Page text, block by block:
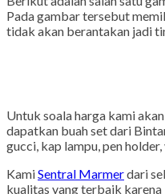
Berikut adalah salah satu
Pada gambar tersebut
tidak akan berantakan jadi
Untuk soala harga kami
dapatkan buah set dari
gucci, kap lampu, pen